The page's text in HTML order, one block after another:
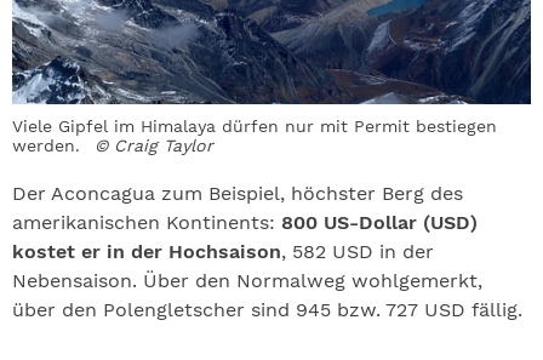
Viele Gipfel im Himalaya dürfen nur mit Permit bestiegen
werden.
© Craig Taylor
Der Aconcagua zum Beispiel, höchster Berg des
amerikanischen Kontinents: 800 US-Dollar (USD)
kostet er in der Hochsaison, 582 USD in der
Nebensaison. Über den Normalweg wohlgemerkt,
über den Polengletscher sind 945 bzw. 727 USD fällig.